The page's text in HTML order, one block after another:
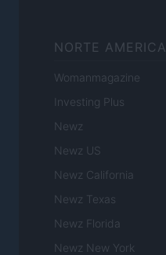
NORTE AMERICA
Womanmagazine
Investing Plus
Newz
Newz US
Newz California
Newz Texas
Newz Florida
Newz New York